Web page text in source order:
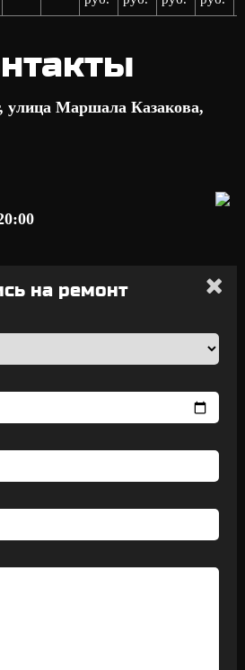
улица Маршала Казакова,
на ремонт